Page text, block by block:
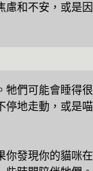
慮和不安，或是因
牠們可能會睡得很
停地走動，或是喵
你發現你的貓咪在